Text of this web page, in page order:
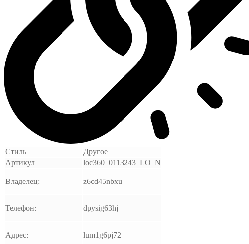
Стиль
Другое
Артикул
loc360_0113243_LO_N
Владелец: z6cd45nbxu
Телефон: dpysig63hj
Адрес: lum1g6pj72